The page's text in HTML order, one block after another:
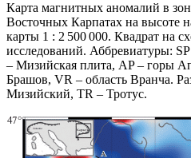
Карта магнитных аномалий в
Восточных Карпатах на высоте
карты 1 : 2 500 000. Квадрат на
исследований. Аббревиатуры:
– Мизийская плита, AP – горы
Брашов, VR – область Вранча.
Мизийский, TR – Тротус.